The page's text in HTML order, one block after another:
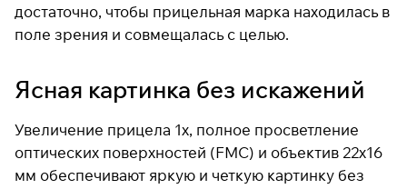
достаточно, чтобы прицельная марка находилась в
поле зрения и совмещалась с целью.
Ясная картинка без искажений
Увеличение прицела 1х, полное просветление
оптических поверхностей (FMC) и объектив 22х16
мм обеспечивают яркую и четкую картинку без
раз в 2 недели